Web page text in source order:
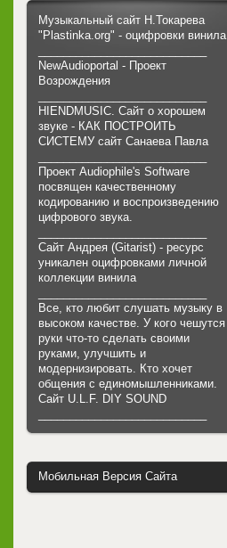
Музыкальный сайт Н.Токарева
"Plastinka.org" - оцифровки винила
NewAudioportal - Проект
Возрождения
HIENDMUSIC. Сайт о хорошем
звуке - КАК ПОСТРОИТЬ
СИСТЕМУ сайт Санаева Павла
Проект Audiophile's Software
посвящен качественному
кодированию и воспроизведению
цифрового звука.
Сайт Андрея (Gitarist) - ресурс
уникален оцифровками личной
коллекции винила
Все, кто любит слушать музыку в
высоком качестве. У кого чешутся
руки что-то сделать своими
руками, улучшить и
модернизировать. Кто хочет
общения с единомышленниками.
Cайт U.L.F. DIY SOUND
Мобильная Версия Сайта